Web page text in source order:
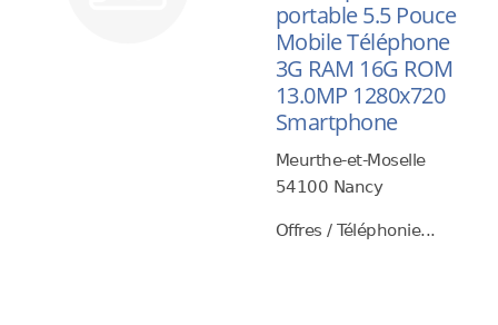
portable 5.5 Pouce
Mobile Téléphone
3G RAM 16G ROM
13.0MP 1280x720
Smartphone
Meurthe-et-Moselle
54100 Nancy
Offres / Téléphonie...